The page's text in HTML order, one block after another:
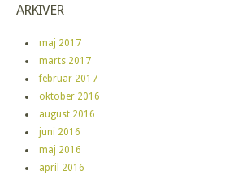
ARKIVER
maj 2017
marts 2017
februar 2017
oktober 2016
august 2016
juni 2016
maj 2016
april 2016